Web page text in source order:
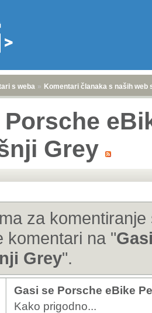
s weba » Komentari članaka s naših web
Porsche
Grey
za
komentari na "
Grey".
Gasi se Porsche eBike
Kako prigodno...